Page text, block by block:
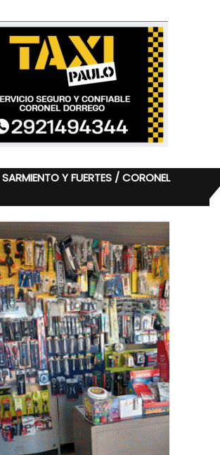
SARMIENTO Y FUERTES / CORONEL